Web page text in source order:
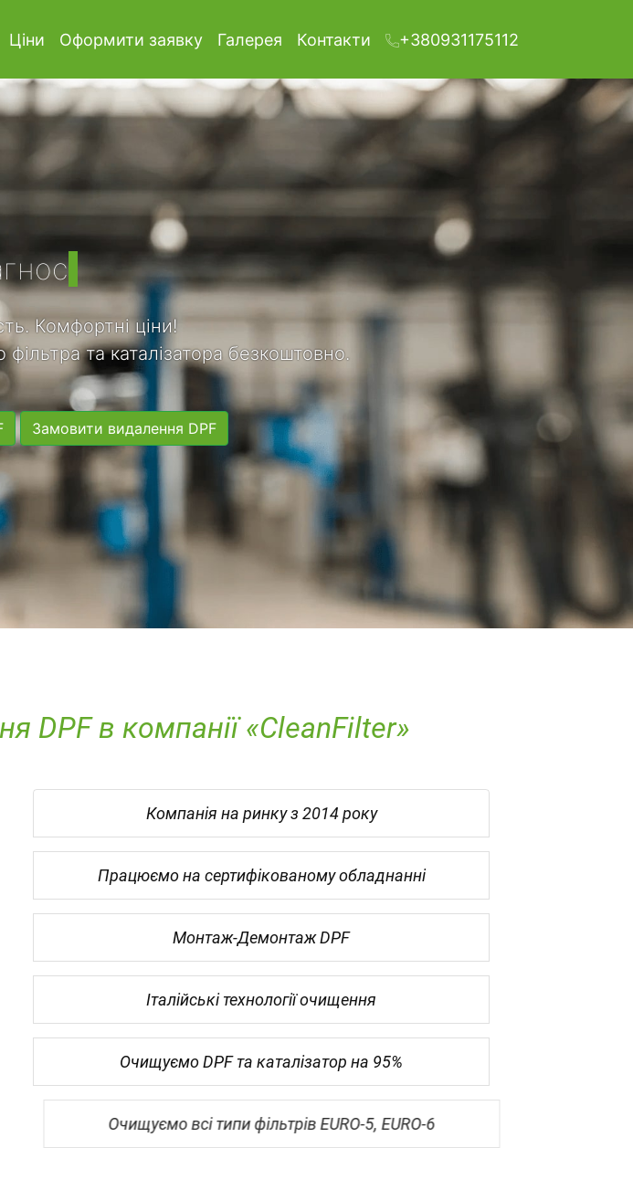
Ціни Оформити заявку Галерея Контакти +380931175112
Комфортні ціни!
та каталізатора безкоштовно.
Замовити видалення DPF
DPF в компанії «CleanFilter»
Компанія на ринку з 2014 року
Працюємо на сертифікованому обладнанні
Монтаж-Демонтаж DPF
Італійські технології очищення
Очищуємо DPF та каталізатор на 95%
Очищуємо всі типи фільтрів EURO-5, EURO-6